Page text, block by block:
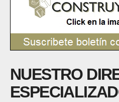
NUESTRO